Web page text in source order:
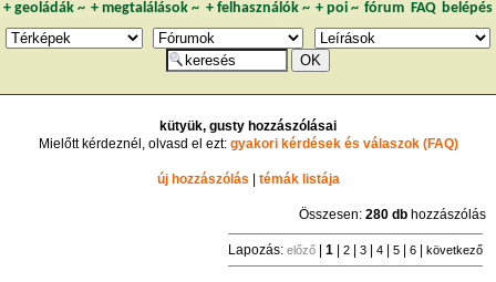
+ geoládák~ +megtalálások ~ + felhasználók~ + poi~ fórum FAQ belépés
kütyük, gusty hozzászólásai
Mielőtt kérdeznél, olvasd el ezt: gyakori kérdések és válaszok (FAQ)
új hozzászólás témák listája
Összesen:280 db hozzászólás
Lapozás:előző |1 2 3 4 5 6 |következő